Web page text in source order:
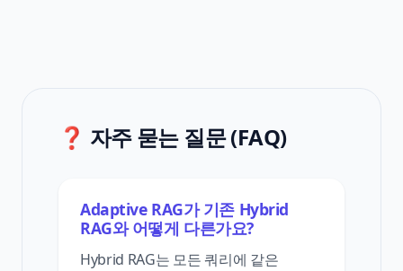
❓ 자주 묻는 질문 (FAQ)
Adaptive RAG가 기존 Hybrid
RAG와 어떻게 다른가요?
Hybrid RAG는 모든 쿼리에 같은